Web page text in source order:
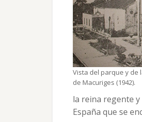
Vista del parque y de
de Macuriges (1942).
la reina regente y
España que se